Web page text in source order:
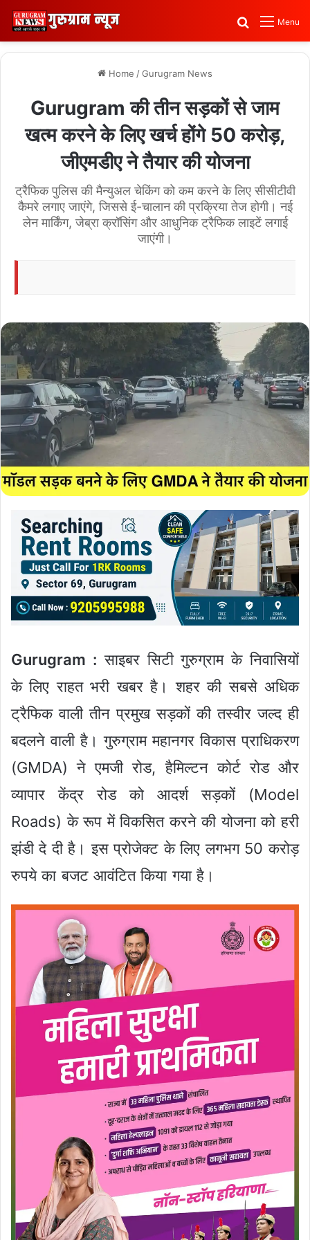
Menu
Search for
Home /Gurugram News
Gurugram की तीन सड़कों से जाम
खत्म करने के लिए खर्च होंगे 50 करोड़,
जीएमडीए ने तैयार की योजना
ट्रैफिक पुलिस की मैन्युअल चेकिंग को कम करने के लिए सीसीटीवी
कैमरे लगाए जाएंगे, जिससे ई-चालान की प्रक्रिया तेज होगी। नई
लेन मार्किंग, जेब्रा क्रॉसिंग और आधुनिक ट्रैफिक लाइटें लगाई
जाएंगी।
Gurugram : साइबर सिटी गुरुग्राम के निवासियों
के लिए राहत भरी खबर है। शहर की सबसे अधिक
ट्रैफिक वाली तीन प्रमुख सड़कों की तस्वीर जल्द ही
बदलने वाली है। गुरुग्राम महानगर विकास प्राधिकरण
(GMDA) ने एमजी रोड, हैमिल्टन कोर्ट रोड और
व्यापार केंद्र रोड को आदर्श सड़कों (Model
Roads) के रूप में विकसित करने की योजना को हरी
झंडी दे दी है। इस प्रोजेक्ट के लिए लगभग 50 करोड़
रुपये का बजट आवंटित किया गया है।